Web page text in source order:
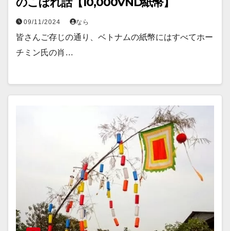
09/11/2024 なら
皆さんご存じの通り、ベトナムの紙幣にはすべてホー
チミン氏の肖…